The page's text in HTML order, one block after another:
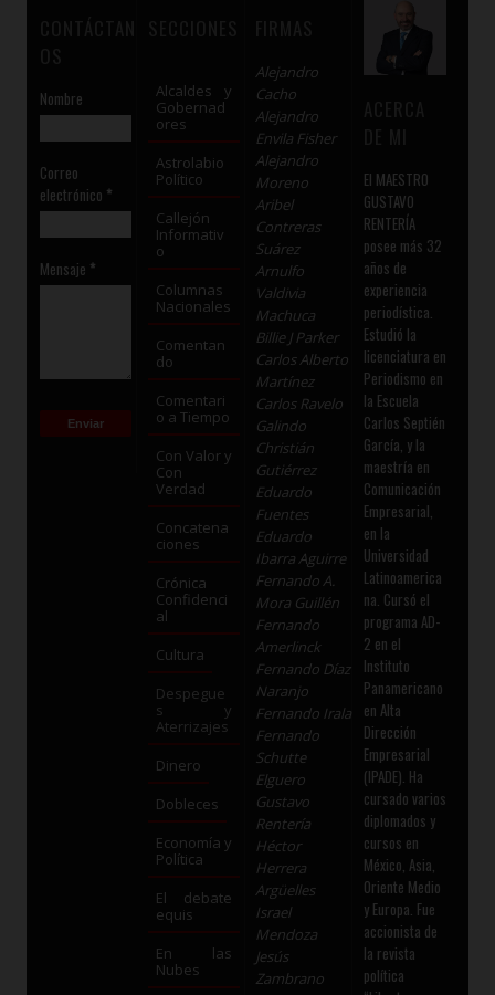
Nombre
Correo
electrónico *
Mensaje *
Alcaldes y
Gobernad
ores
Astrolabio
Político
Callejón
Informativ
o
Columnas
Nacionales
Comentan
do
Comentari
o a Tiempo
Con Valor y
Con
Verdad
Concatena
ciones
Crónica
Confidenci
al
Cultura
Despegue
s y
Aterrizajes
Dinero
Dobleces
Economía y
Política
El debate
equis
En las
Nubes
Alejandro
Cacho
Alejandro
Envila Fisher
Alejandro
Moreno
Aribel
Contreras
Suárez
Arnulfo
Valdivia
Machuca
Billie J Parker
Carlos Alberto
Martínez
Carlos Ravelo
Galindo
Christián
Gutiérrez
Eduardo
Fuentes
Eduardo
Ibarra Aguirre
Fernando A.
Mora Guillén
Fernando
Amerlinck
Fernando Díaz
Naranjo
Fernando Irala
Fernando
Schutte
Elguero
Gustavo
Rentería
Héctor
Herrera
Argüelles
Israel
Mendoza
Jesús
Zambrano
El MAESTRO
GUSTAVO
RENTERÍA
posee más 32
años de
experiencia
periodística.
Estudió la
licenciatura en
Periodismo en
la Escuela
Carlos Septién
García, y la
maestría en
Comunicación
Empresarial,
en la
Universidad
Latinoamerica
na. Cursó el
programa AD-
2 en el
Instituto
Panamericano
en Alta
Dirección
Empresarial
(IPADE). Ha
cursado varios
diplomados y
cursos en
México, Asia,
Oriente Medio
y Europa. Fue
accionista de
la revista
política